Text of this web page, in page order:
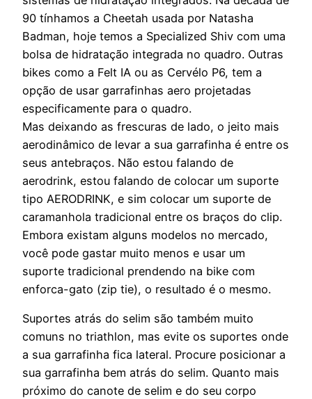
90 tínhamos a Cheetah usada por Natasha
Badman, hoje temos a Specialized Shiv com uma
bolsa de hidratação integrada no quadro. Outras
bikes como a Felt IA ou as Cervélo P6, tem a
opção de usar garrafinhas aero projetadas
especificamente para o quadro.
Mas deixando as frescuras de lado, o jeito mais
aerodinâmico de levar a sua garrafinha é entre os
seus antebraços. Não estou falando de
aerodrink, estou falando de colocar um suporte
tipo AERODRINK, e sim colocar um suporte de
caramanhola tradicional entre os braços do clip.
Embora existam alguns modelos no mercado,
você pode gastar muito menos e usar um
suporte tradicional prendendo na bike com
enforca-gato (zip tie), o resultado é o mesmo.
Suportes atrás do selim são também muito
comuns no triathlon, mas evite os suportes onde
a sua garrafinha fica lateral. Procure posicionar a
sua garrafinha bem atrás do selim. Quanto mais
próximo do canote de selim e do seu corpo